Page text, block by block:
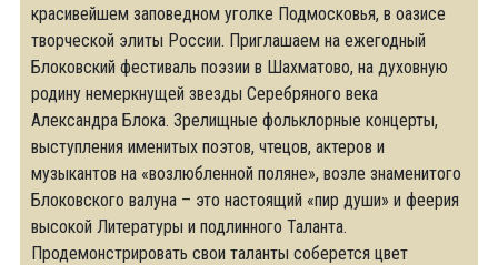
красивейшем заповедном уголке Подмосковья, в оазисе
творческой элиты России. Приглашаем на ежегодный
Блоковский фестиваль поэзии в Шахматово, на духовную
родину немеркнущей звезды Серебряного века
Александра Блока. Зрелищные фольклорные концерты,
выступления именитых поэтов, чтецов, актеров и
музыкантов на «возлюбленной поляне», возле знаменитого
Блоковского валуна – это настоящий «пир души» и феерия
высокой Литературы и подлинного Таланта.
Продемонстрировать свои таланты соберется цвет